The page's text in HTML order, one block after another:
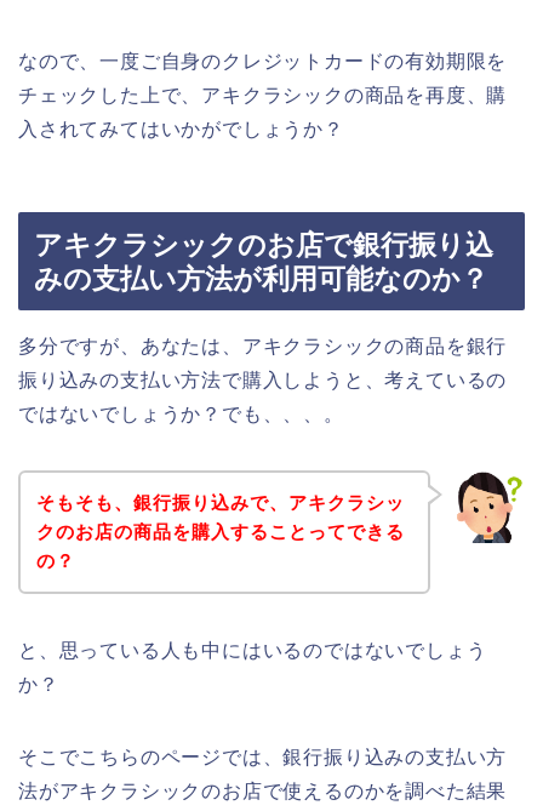
なので、一度ご自身のクレジットカードの有効期限を
チェックした上で、アキクラシックの商品を再度、購
入されてみてはいかがでしょうか？
アキクラシックのお店で銀行振り込
みの支払い方法が利用可能なのか？
多分ですが、あなたは、アキクラシックの商品を銀行
振り込みの支払い方法で購入しようと、考えているの
ではないでしょうか？でも、、、。
そもそも、銀行振り込みで、アキクラシッ
クのお店の商品を購入することってできる
の？
と、思っている人も中にはいるのではないでしょう
か？
そこでこちらのページでは、銀行振り込みの支払い方
法がアキクラシックのお店で使えるのかを調べた結果